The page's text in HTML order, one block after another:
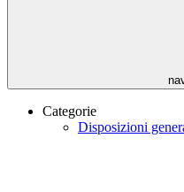
Categorie
Disposizioni